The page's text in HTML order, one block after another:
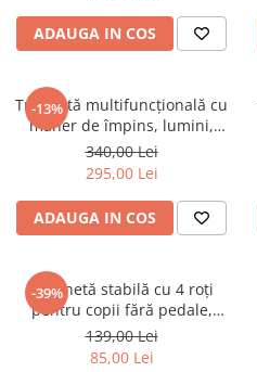
ADAUGA IN COS
-13%
Tricicletă multifuncțională cu
mâner de împins, lumini,
sunete și acoperiș - Albastru
340,00 Lei
295,00 Lei
ADAUGA IN COS
-39%
Trotinetă stabilă cu 4 roți
pentru copii fără pedale,
multicolor
139,00 Lei
85,00 Lei